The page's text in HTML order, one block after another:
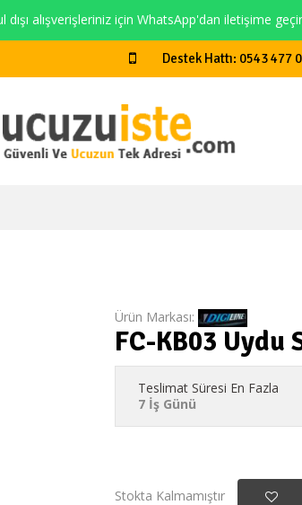
dışı alışverişleriniz için WhatsApp'dan iletişime
Destek Hattı: 0543 477
Ürün Markası:
FC-KB03 Uydu
Teslimat Süresi En Fazla
7 İş Günü
Stokta Kalmamıştır